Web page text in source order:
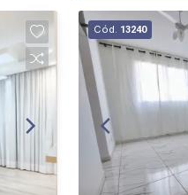
Cód. 13240